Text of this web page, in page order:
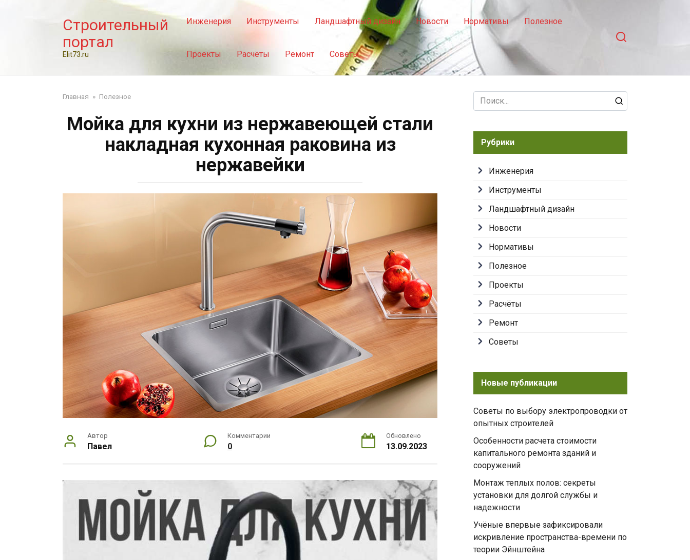
Строительный
портал
Elit73.ru
Инженерия Инструменты Ландшафтный дизайн Новости Нормативы Полезное
Проекты Расчёты Ремонт Советы
Главная » Полезное
Мойка для кухни из нержавеющей стали
накладная кухонная раковина из
нержавейки
Автор
Павел
Комментарии
0
Обновлено
13.09.2023
Search
for:
Рубрики
Инженерия
Инструменты
Ландшафтный дизайн
Новости
Нормативы
Полезное
Проекты
Расчёты
Ремонт
Советы
Новые публикации
Советы по выбору электропроводки от
опытных строителей
Особенности расчета стоимости
капитального ремонта зданий и
сооружений
Монтаж теплых полов: секреты
установки для долгой службы и
надежности
Учёные впервые зафиксировали
искривление пространства-времени по
теории Эйнштейна